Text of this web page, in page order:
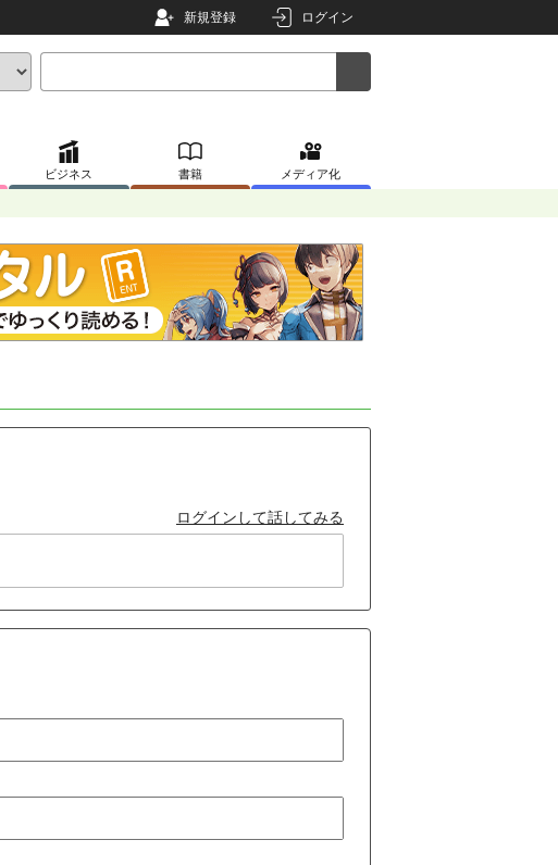
新規登録 ログイン
ビジネス 書籍 メディア化
ログインして話してみる